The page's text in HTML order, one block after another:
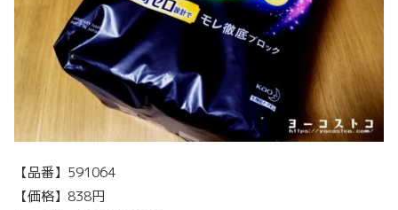
【品番】591064
【価格】838円